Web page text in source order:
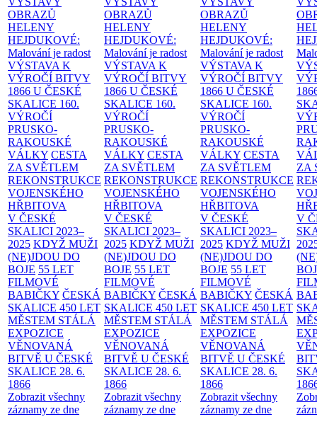
OBRAZŮ
HELENY
HEJDUKOVÉ:
Malování je radost
VÝSTAVA K
VÝROČÍ BITVY
1866 U ČESKÉ
SKALICE 160.
VÝROČÍ
PRUSKO-
RAKOUSKÉ
VÁLKY CESTA
ZA SVĚTLEM
REKONSTRUKCE
VOJENSKÉHO
HŘBITOVA
V ČESKÉ
SKALICI 2023–
2025 KDYŽ MUŽI
(NE)JDOU DO
BOJE 55 LET
FILMOVÉ
BABIČKY ČESKÁ
SKALICE 450 LET
MĚSTEM STÁLÁ
EXPOZICE
VĚNOVANÁ
BITVĚ U ČESKÉ
SKALICE 28. 6.
1866
Zobrazit všechny
záznamy ze dne
OBRAZŮ
HELENY
HEJDUKOVÉ:
Malování je radost
VÝSTAVA K
VÝROČÍ BITVY
1866 U ČESKÉ
SKALICE 160.
VÝROČÍ
PRUSKO-
RAKOUSKÉ
VÁLKY CESTA
ZA SVĚTLEM
REKONSTRUKCE
VOJENSKÉHO
HŘBITOVA
V ČESKÉ
SKALICI 2023–
2025 KDYŽ MUŽI
(NE)JDOU DO
BOJE 55 LET
FILMOVÉ
BABIČKY ČESKÁ
SKALICE 450 LET
MĚSTEM STÁLÁ
EXPOZICE
VĚNOVANÁ
BITVĚ U ČESKÉ
SKALICE 28. 6.
1866
Zobrazit všechny
záznamy ze dne
OBRAZŮ
HELENY
HEJDUKOVÉ:
Malování je radost
VÝSTAVA K
VÝROČÍ BITVY
1866 U ČESKÉ
SKALICE 160.
VÝROČÍ
PRUSKO-
RAKOUSKÉ
VÁLKY CESTA
ZA SVĚTLEM
REKONSTRUKCE
VOJENSKÉHO
HŘBITOVA
V ČESKÉ
SKALICI 2023–
2025 KDYŽ MUŽI
(NE)JDOU DO
BOJE 55 LET
FILMOVÉ
BABIČKY ČESKÁ
SKALICE 450 LET
MĚSTEM STÁLÁ
EXPOZICE
VĚNOVANÁ
BITVĚ U ČESKÉ
SKALICE 28. 6.
1866
Zobrazit všechny
záznamy ze dne
ZA
V